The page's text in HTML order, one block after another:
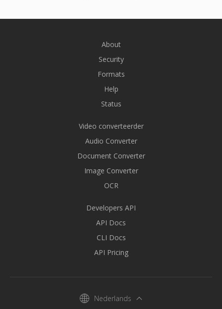
About
Security
Formats
Help
Status
Video converteerder
Audio Converter
Document Converter
Image Converter
OCR
Developers API
API Docs
CLI Docs
API Pricing
Nederlands